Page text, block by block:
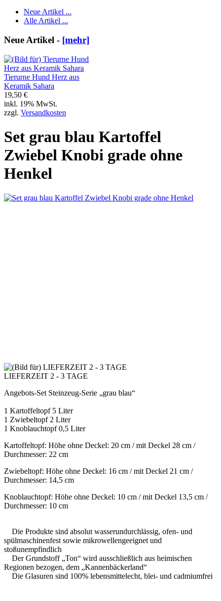
Neue Artikel ...
Alle Artikel ...
Neue Artikel - [mehr]
Tierurne Hund Herz aus
Keramik Sahara
19,50 €
inkl. 19% MwSt.
zzgl. Versandkosten
Set grau blau Kartoffel
Zwiebel Knobi grade ohne
Henkel
LIEFERZEIT 2 - 3 TAGE
Angebots-Set Steinzeug-Serie „grau blau“
1 Kartoffeltopf 5 Liter
1 Zwiebeltopf 2 Liter
1 Knoblauchtopf 0,5 Liter
Kartoffeltopf: Höhe ohne Deckel: 20 cm / mit Deckel 28 cm /
Durchmesser: 22 cm
Zwiebeltopf: Höhe ohne Deckel: 16 cm / mit Deckel 21 cm /
Durchmesser: 14,5 cm
Knoblauchtopf: Höhe ohne Deckel: 10 cm / mit Deckel 13,5 cm /
Durchmesser: 10 cm
Die Produkte sind absolut wasserundurchlässig, ofen- und
spülmaschinenfest sowie mikrowellengeeignet und
stoßunempfindlich
Der Grundstoff „Ton“ wird ausschließlich aus heimischen
Regionen bezogen, dem „Kannenbäckerland“
Die Glasuren sind 100% lebensmittelecht, blei- und cadmiumfrei